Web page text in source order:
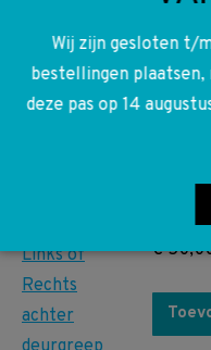
€
Wij zijn gesloten t/
bestellingen plaatsen,
deze pas op 14